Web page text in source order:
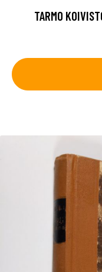
TARMO